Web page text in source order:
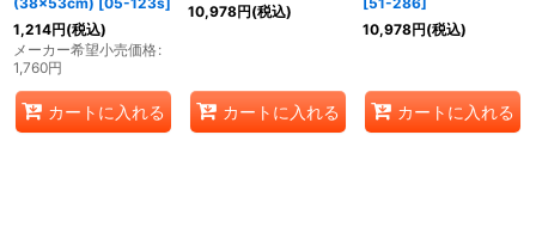
1,214円(税込)
メーカー希望小売価格:
1,760円
カートに入れる
10,978円(税込)
カートに入れる
10,978円(税込)
カートに入れる